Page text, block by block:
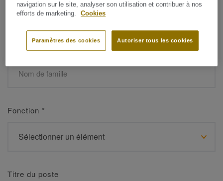
Fonction *
Titre du poste
navigation sur le site, analyser son utilisation et contribuer à nos
efforts de marketing.
Cookies
Autoriser tous les cookies
Paramètres des cookies